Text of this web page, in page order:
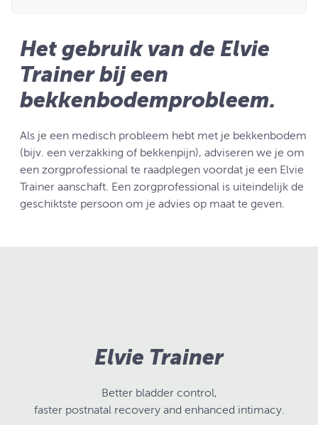
Het gebruik van de Elvie
Trainer bij een
bekkenbodemprobleem.
Als je een medisch probleem hebt met je bekkenbodem
(bijv. een verzakking of bekkenpijn), adviseren we je om
een zorgprofessional te raadplegen voordat je een Elvie
Trainer aanschaft. Een zorgprofessional is uiteindelijk de
geschiktste persoon om je advies op maat te geven.
Elvie Trainer
Better bladder control,
faster postnatal recovery and enhanced intimacy.